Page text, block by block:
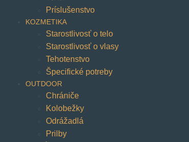
Príslušenstvo
KOZMETIKA
Starostlivosť o telo
Starostlivosť o vlasy
Tehotenstvo
Špecifické potreby
OUTDOOR
Chrániče
Kolobežky
Odrážadlá
Prilby